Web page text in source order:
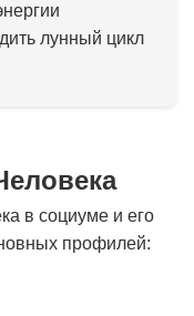
лунный цикл
в социуме и его
профилей: